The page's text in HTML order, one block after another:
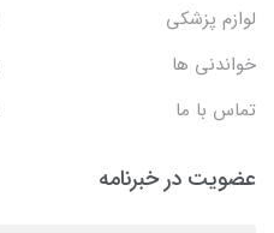
لوازم پزشکی
خواندنی ها
تماس با ما
عضویت در خبرنامه